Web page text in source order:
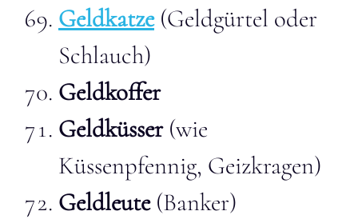
Geldkatze(Geldgürtel oder
Schlauch)
Geldkoffer
Geldküsser(wie
Küssenpfennig, Geizkragen)
Geldleute(Banker)